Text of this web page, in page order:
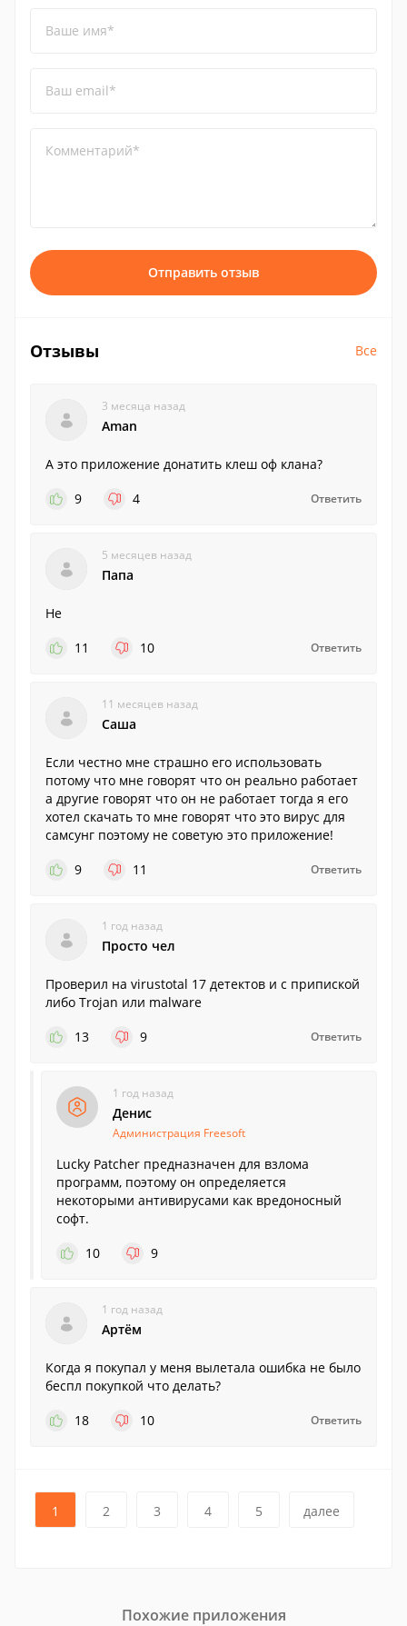
Ваше имя*
Ваш email*
Комментарий*
Отправить отзыв
Отзывы Все
3 месяца назад
Aman
А это приложение донатить клеш оф клана?
9
4 Ответить
5 месяцев назад
Папа
Не
11
10 Ответить
11 месяцев назад
Саша
Если честно мне страшно его использовать
потому что мне говорят что он реально работает
а другие говорят что он не работает тогда я его
хотел скачать то мне говорят что это вирус для
самсунг поэтому не советую это приложение!
9
11 Ответить
1 год назад
Просто чел
Проверил на virustotal 17 детектов и с припиской
либо Trojan или malware
13
9 Ответить
1 год назад
Денис
Администрация Freesoft
Lucky Patcher предназначен для взлома
программ, поэтому он определяется
некоторыми антивирусами как вредоносный
софт.
10
9
1 год назад
Артём
Когда я покупал у меня вылетала ошибка не было
беспл покупкой что делать?
18
10 Ответить
1 2 3 4 5 далее
Похожие приложения